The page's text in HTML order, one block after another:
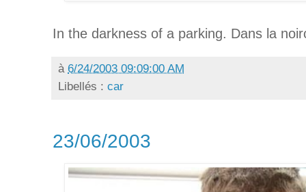
In the darkness of a parking. Dans la
à 6/24/2003 09:09:00 AM
Libellés : car
23/06/2003